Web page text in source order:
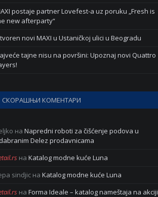
postaje partner Lovefest-a uz poruku „Fresh is
new afterparty“
novi MAXI u Ustaničkoj ulici u Beogradu
tajne nisu na površini: Upoznaj novi Quattro
СКОРАШЊИ КОМЕНТАРИ
на Napredni roboti za čišćenje podova u
Delez prodavnicama
на Katalog modne kuće Luna
sindjic на Katalog modne kuće Luna
на Forma Ideale – katalog nameštaja na akciji